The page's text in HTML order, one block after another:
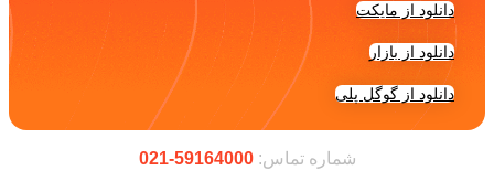
دانلود از مایکت
دانلود از بازار
دانلود از گوگل پلی
شماره تماس:59164000-021